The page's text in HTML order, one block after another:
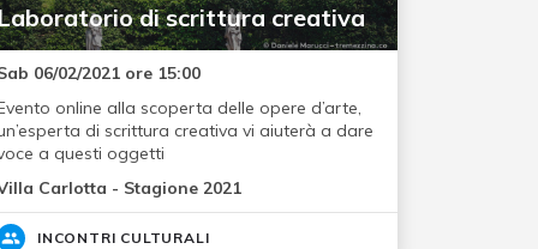
di scrittura creativa
06/02/2021 ore 15:00
online alla scoperta delle opere d’arte,
di scrittura creativa vi aiuterà a dare
a questi oggetti
Carlotta - Stagione 2021
INCONTRI CULTURALI